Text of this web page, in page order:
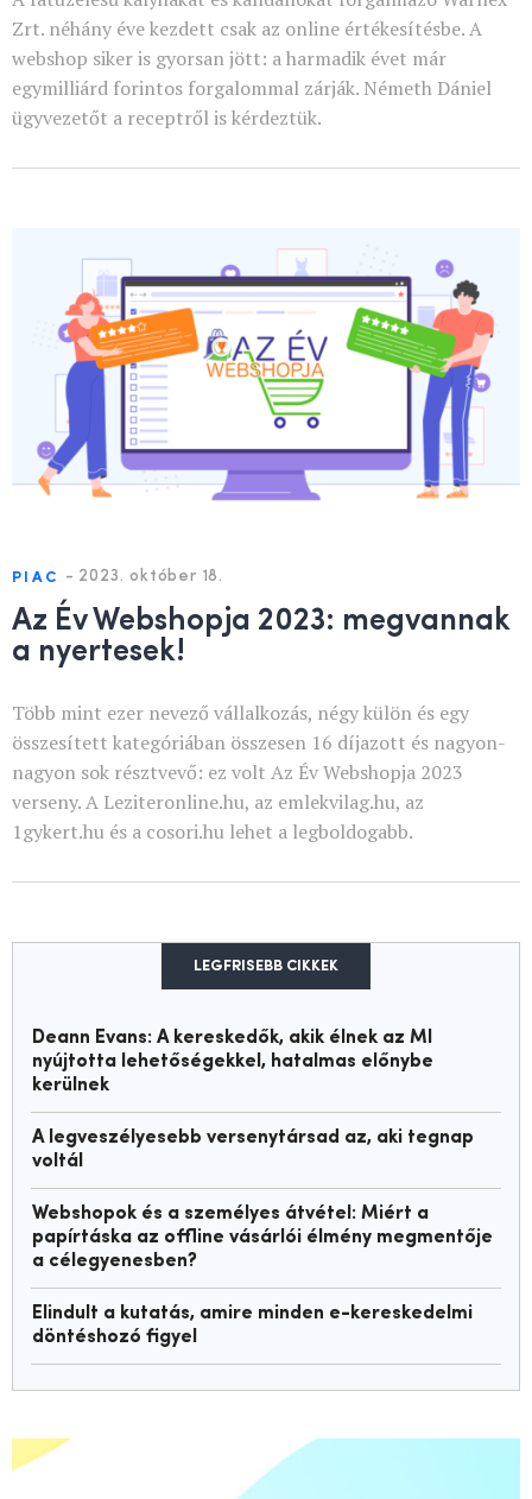
Zrt. néhány éve kezdett csak az online értékesítésbe. A
webshop siker is gyorsan jött: a harmadik évet már
egymilliárd forintos forgalommal zárják. Németh Dániel
ügyvezetőt a receptről is kérdeztük.
PIAC - 2023. október 18.
Az Év Webshopja 2023: megvannak
a nyertesek!
Több mint ezer nevező vállalkozás, négy külön és egy
összesített kategóriában összesen 16 díjazott és nagyon-
nagyon sok résztvevő: ez volt Az Év Webshopja 2023
verseny. A Leziteronline.hu, az emlekvilag.hu, az
1gykert.hu és a cosori.hu lehet a legboldogabb.
LEGFRISEBB CIKKEK
Deann Evans: A kereskedők, akik élnek az MI
nyújtotta lehetőségekkel, hatalmas előnybe
kerülnek
A legveszélyesebb versenytársad az, aki tegnap
voltál
Webshopok és a személyes átvétel: Miért a
papírtáska az offline vásárlói élmény megmentője
a célegyenesben?
Elindult a kutatás, amire minden e-kereskedelmi
döntéshozó figyel